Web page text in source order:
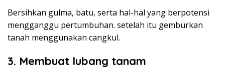
Bersihkan gulma, batu, serta hal-hal yang berpotensi
mengganggu pertumbuhan. setelah itu gemburkan
tanah menggunakan cangkul.
3. Membuat lubang tanam